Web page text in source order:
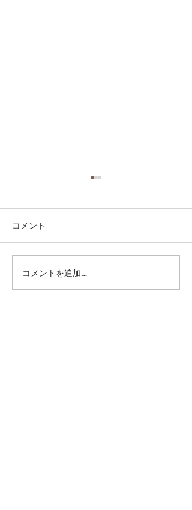
第41回日本クラブユース
サッカー選手権（U-15）
コメント
コメントを追加…